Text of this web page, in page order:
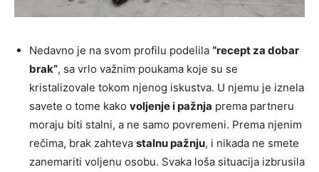
Nedavno je na svom profilu podelila “recept za dobar
brak”, sa vrlo važnim poukama koje su se
kristalizovale tokom njenog iskustva. U njemu je iznela
savete o tome kako voljenje i pažnja prema partneru
moraju biti stalni, a ne samo povremeni. Prema njenim
rečima, brak zahteva stalnu pažnju, i nikada ne smete
zanemariti voljenu osobu. Svaka loša situacija izbrusila